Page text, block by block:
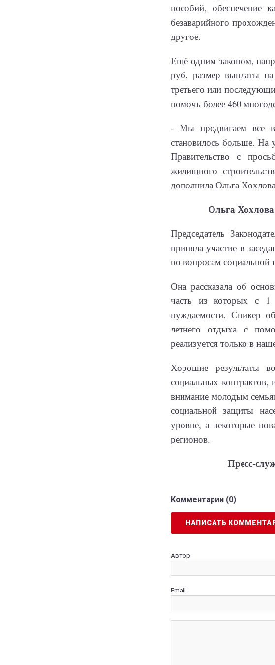
пособий, обеспечение
безаварийного
другое.
Ещё одним законом,
руб. размер выплаты
третьего или
помочь более 460
- Мы продвигаем все
становилось больше. На
Правительство с
жилищного
дополнила Ольга
Ольга
Председатель
приняла участие в
по вопросам социальной
Она рассказала об
часть из которых с 1
нуждаемости. Спикер
летнего отдыха с
реализуется только в
Хорошие результаты
социальных
внимание молодым
социальной защиты
уровне, а некоторые
регионов.
Пресс-
Комментарии (0)
НАПИСАТЬ
Автор
Email